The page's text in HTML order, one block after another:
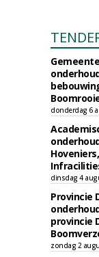
donderdag 6
dinsdag 4
Provincie
provincie
zondag 2